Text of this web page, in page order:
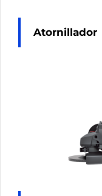
Atornillador